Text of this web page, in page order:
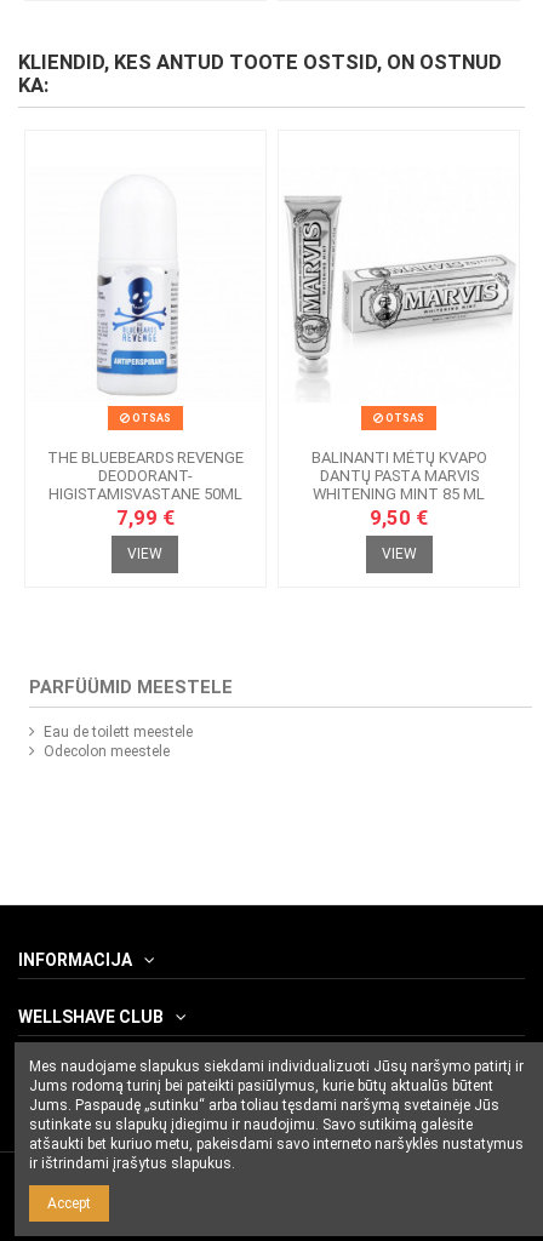
KLIENDID, KES ANTUD TOOTE OSTSID, ON OSTNUD
KA:
OTSAS
THE BLUEBEARDS REVENGE
DEODORANT-
HIGISTAMISVASTANE 50ML
7,99 €
VIEW
OTSAS
BALINANTI MĖTŲ KVAPO
DANTŲ PASTA MARVIS
WHITENING MINT 85 ML
9,50 €
VIEW
PARFÜÜMID MEESTELE
Eau de toilett meestele
Odecolon meestele
INFORMACIJA
WELLSHAVE CLUB
CONTACT US
Mes naudojame slapukus siekdami individualizuoti Jūsų naršymo patirtį ir
Jums rodomą turinį bei pateikti pasiūlymus, kurie būtų aktualūs būtent
Jums. Paspaudę „sutinku“ arba toliau tęsdami naršymą svetainėje Jūs
sutinkate su slapukų įdiegimu ir naudojimu. Savo sutikimą galėsite
atšaukti bet kuriuo metu, pakeisdami savo interneto naršyklės nustatymus
ir ištrindami įrašytus slapukus.
Accept